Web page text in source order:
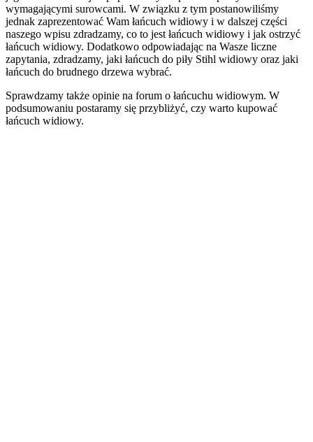
wymagającymi surowcami. W związku z tym postanowiliśmy
jednak zaprezentować Wam łańcuch widiowy i w dalszej części
naszego wpisu zdradzamy, co to jest łańcuch widiowy i jak ostrzyć
łańcuch widiowy. Dodatkowo odpowiadając na Wasze liczne
zapytania, zdradzamy, jaki łańcuch do piły Stihl widiowy oraz jaki
łańcuch do brudnego drzewa wybrać.
Sprawdzamy także opinie na forum o łańcuchu widiowym. W
podsumowaniu postaramy się przybliżyć, czy warto kupować
łańcuch widiowy.